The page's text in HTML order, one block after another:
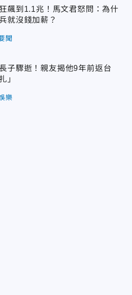
飆到1.1兆！馬文君怒問：為什
就沒錢加薪？
聞
子驟逝！親友揭他9年前返台
」
樂